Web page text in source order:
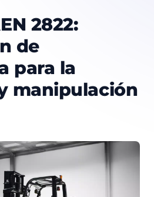
de maquinaria para
2822:
de
para la
manipulación